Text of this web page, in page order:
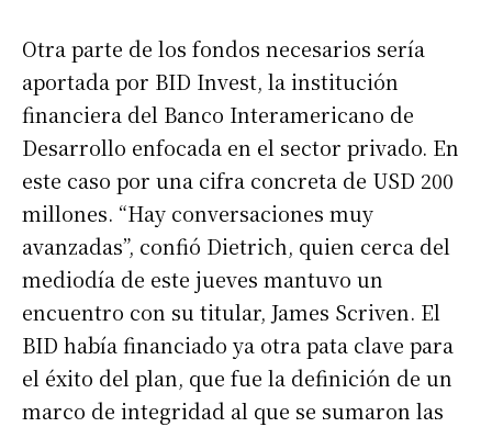
Otra parte de los fondos necesarios sería
aportada por BID Invest, la institución
financiera del Banco Interamericano de
Desarrollo enfocada en el sector privado. En
este caso por una cifra concreta de USD 200
millones. “Hay conversaciones muy
avanzadas”, confió Dietrich, quien cerca del
mediodía de este jueves mantuvo un
encuentro con su titular, James Scriven. El
BID había financiado ya otra pata clave para
el éxito del plan, que fue la definición de un
marco de integridad al que se sumaron las